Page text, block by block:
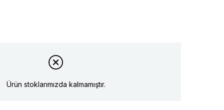
Ürün stoklarımızda kalmamıştır.